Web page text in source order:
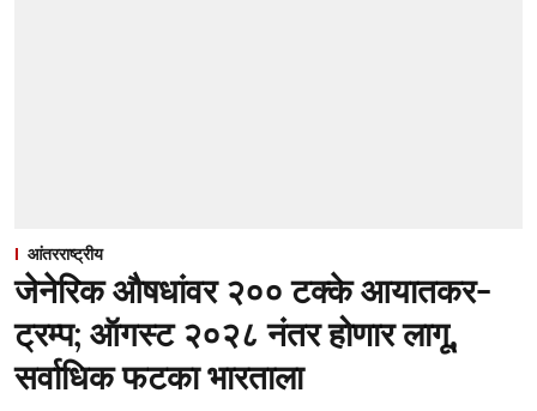
आंतरराष्ट्रीय
जेनेरिक औषधांवर २०० टक्के आयातकर-
ट्रम्प; ऑगस्ट २०२८ नंतर होणार लागू,
सर्वाधिक फटका भारताला